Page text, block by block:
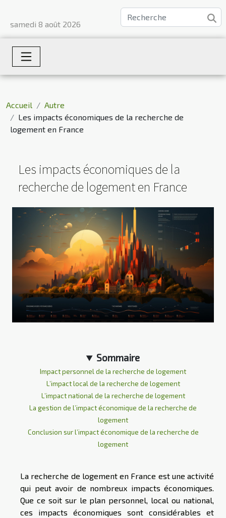
samedi 8 août 2026
Accueil
Autre
Les impacts économiques de la recherche de
logement en France
Les impacts économiques de la
recherche de logement en France
Sommaire
Impact personnel de la recherche de logement
L’impact local de la recherche de logement
L’impact national de la recherche de logement
La gestion de l’impact économique de la recherche de
logement
Conclusion sur l’impact économique de la recherche de
logement
La recherche de logement en France est une activité
qui peut avoir de nombreux impacts économiques.
Que ce soit sur le plan personnel, local ou national,
ces impacts économiques sont considérables et